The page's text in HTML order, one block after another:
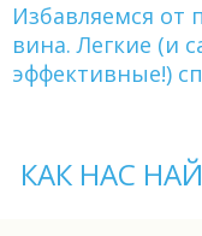
Избавляемся от
вина. Легкие (и
эффективные!)
КАК НАС